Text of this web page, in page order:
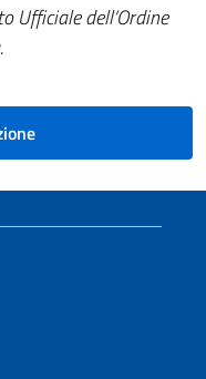
Ufficiale dell’Ordine